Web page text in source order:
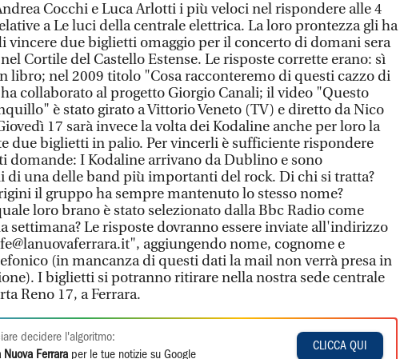
Cocchi e Luca Arlotti i più veloci nel rispondere alle 4
a Le luci della centrale elettrica. La loro prontezza gli ha
vincere due biglietti omaggio per il concerto di domani sera
Cortile del Castello Estense. Le risposte corrette erano: sì
libro; nel 2009 titolo "Cosa racconteremo di questi cazzo di
collaborato al progetto Giorgio Canali; il video "Questo
è stato girato a Vittorio Veneto (TV) e diretto da Nico
17 sarà invece la volta dei Kodaline anche per loro la
due biglietti in palio. Per vincerli è sufficiente rispondere
domande: I Kodaline arrivano da Dublino e sono
di una delle band più importanti del rock. Di chi si tratta?
il gruppo ha sempre mantenuto lo stesso nome?
loro brano è stato selezionato dalla Bbc Radio come
settimana? Le risposte dovranno essere inviate all'indirizzo
aggiungendo nome, cognome e
(in mancanza di questi dati la mail non verrà presa in
I biglietti si potranno ritirare nella nostra sede centrale
Reno 17, a Ferrara.
decidere l'algoritmo:
Nuova Ferrara per le tue notizie su Google
CLICCA QUI